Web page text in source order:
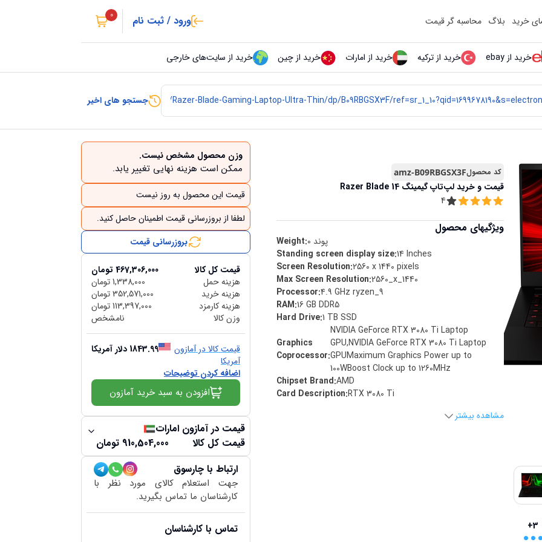
خرید بلاگ محاسبه گر قیمت ورود / ثبت نام 0
خرید از ebay خرید از ترکیه خرید از امارات خرید از چین خرید از سایت‌های خارجی
جستجو های اخیر
+3
کد محصولamz-B09RBGSX3F
قیمت و خریدلپ‌تاپ گیمینگ Razer Blade 14
4
ویژگیهای محصول
Weight:0 پوند
Standing screen display size:‎14 Inches
Screen Resolution:‎2560 x 1440 pixels
Max Screen Resolution:‎2560_x_1440
Processor:‎4.9 GHz ryzen_9
RAM:‎16 GB DDR5
Hard Drive:‎1 TB SSD
Graphics
Coprocessor:
‎NVIDIA GeForce RTX 3080 Ti Laptop
GPU,NVIDIA GeForce RTX 3080 Ti Laptop
GPUMaximum Graphics Power up to
100WBoost Clock up to 1260MHz
Chipset Brand:‎AMD
Card Description:‎RTX 3080 Ti
مشاهده بیشتر
وزن محصول مشخص نیست.
ممکن است هزینه نهایی تغییر یابد.
قیمت این محصول به روز نیست
لطفا از بروزرسانی قیمت اطمینان حاصل کنید.
بروزرسانی قیمت
قیمت کل کالا 467,306,000 تومان
هزینه حمل
1,338,000 تومان
هزینه خرید
352,571,000 تومان
هزینه کارمزد
113,397,000 تومان
وزن کالا
نامشخص
قیمت کالا در آمازون
آمریکا
1843.99 دلار آمریکا
اضافه کردن توضیحات
افزودن به سبد خرید آمازون
قیمت در آمازون امارات
قیمت کل کالا
910,504,000 تومان
ارتباط با چارسوق
جهت استعلام کالای مورد نظر با
کارشناسان ما تماس بگیرید.
تماس با کارشناسان